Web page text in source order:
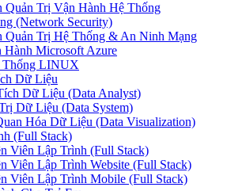
Quản Trị Vận Hành Hệ Thống
(Network Security)
Quản Trị Hệ Thống & An Ninh Mạng
Hành Microsoft Azure
Thống LINUX
Dữ Liệu
Dữ Liệu (Data Analyst)
Dữ Liệu (Data System)
Hóa Dữ Liệu (Data Visualization)
(Full Stack)
Viên Lập Trình (Full Stack)
Viên Lập Trình Website (Full Stack)
Viên Lập Trình Mobile (Full Stack)